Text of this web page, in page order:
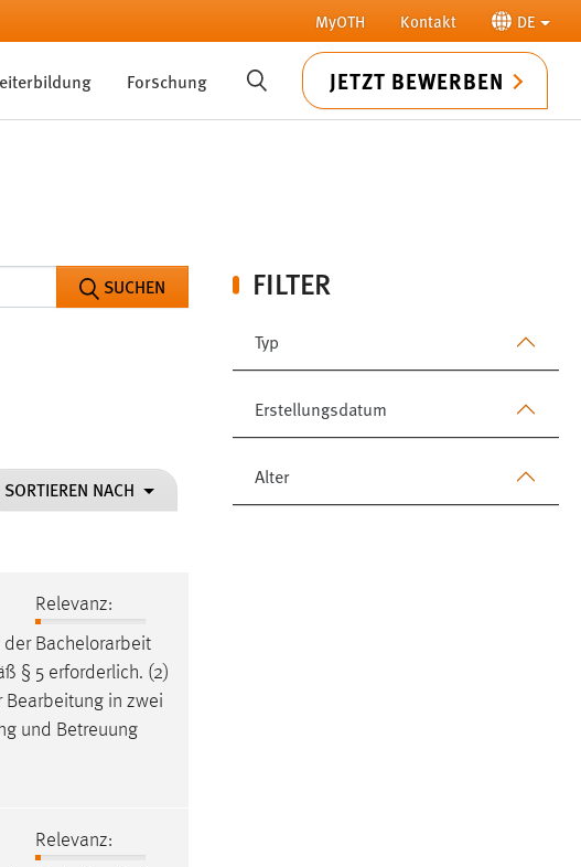
MyOTH Kontakt DE
Forschung SUCHE JETZT BEWERBEN
FILTER
Typ
Erstellungsdatum
Alter
SUCHEN
SORTIEREN NACH
Relevanz:
der Bachelorarbeit
§ 5 erforderlich. (2)
in zwei
und Betreuung
Relevanz: